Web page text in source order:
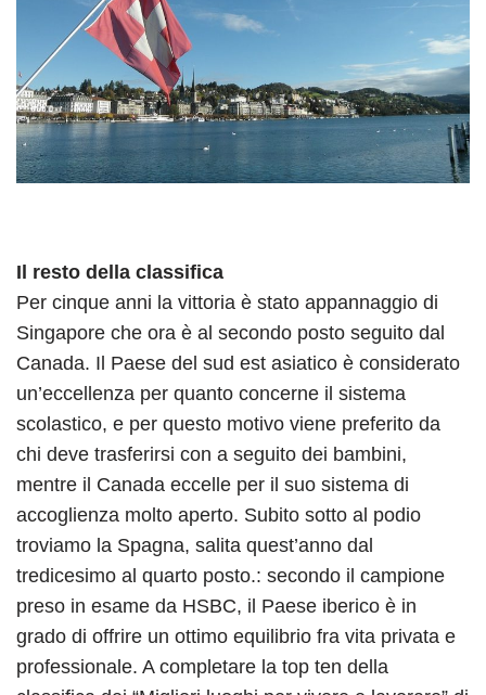
Il resto della classifica
Per cinque anni la vittoria è stato appannaggio di
Singapore che ora è al secondo posto seguito dal
Canada. Il Paese del sud est asiatico è considerato
un’eccellenza per quanto concerne il sistema
scolastico, e per questo motivo viene preferito da
chi deve trasferirsi con a seguito dei bambini,
mentre il Canada eccelle per il suo sistema di
accoglienza molto aperto. Subito sotto al podio
troviamo la Spagna, salita quest’anno dal
tredicesimo al quarto posto.: secondo il campione
preso in esame da HSBC, il Paese iberico è in
grado di offrire un ottimo equilibrio fra vita privata e
professionale. A completare la top ten della